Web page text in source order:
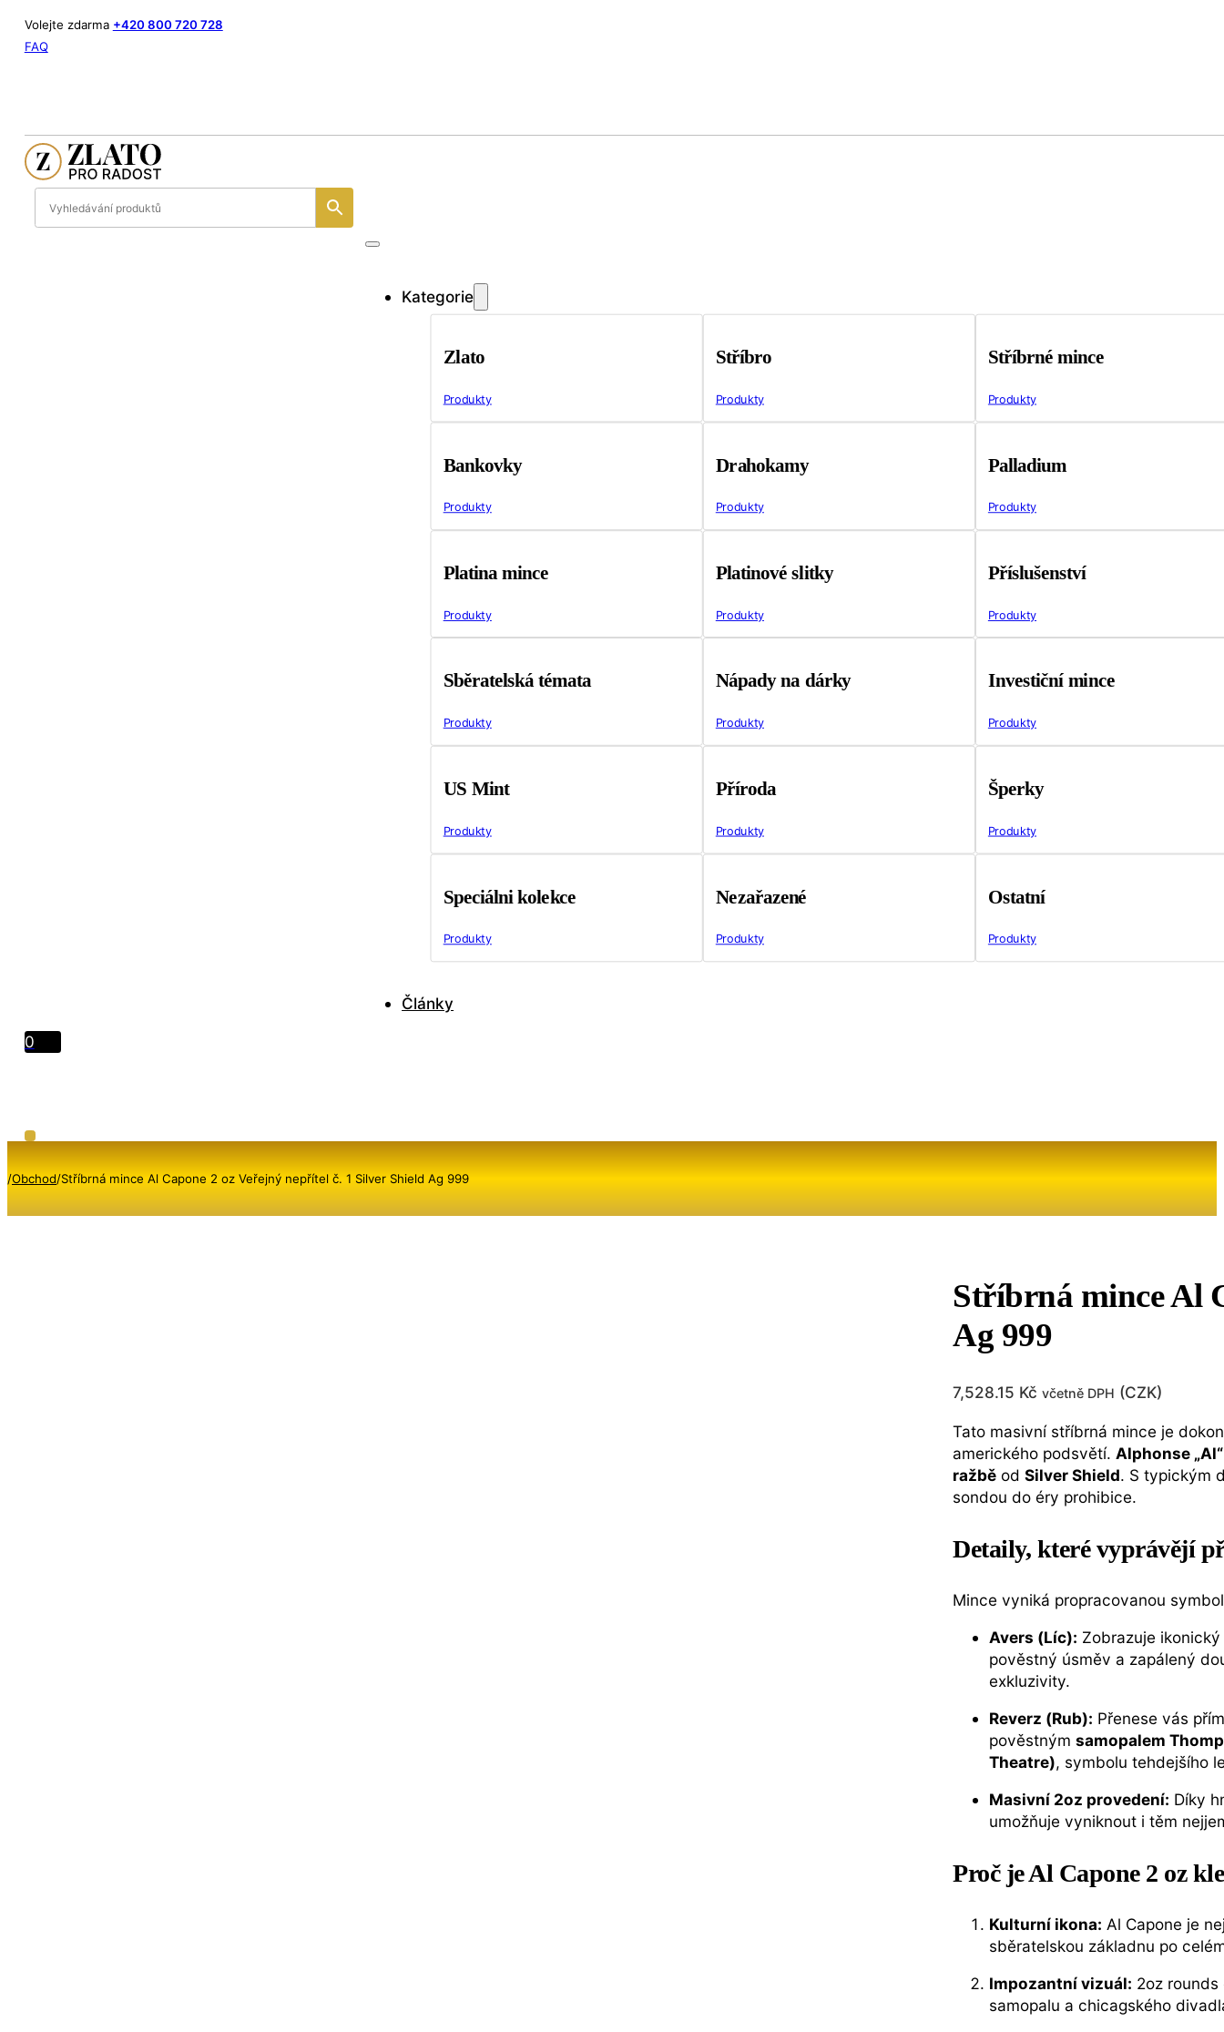
Volejte zdarma +420 800 720 728
FAQ
Kategorie
Zlato
Produkty
Stříbro
Produkty
Stříbrné mince
Produkty
Bankovky
Produkty
Drahokamy
Produkty
Palladium
Produkty
Platina mince
Produkty
Platinové slitky
Produkty
Příslušenství
Produkty
Sběratelská témata
Produkty
Nápady na dárky
Produkty
Investiční mince
Produkty
US Mint
Produkty
Příroda
Produkty
Šperky
Produkty
Speciálni kolekce
Produkty
Nezařazené
Produkty
Ostatní
Produkty
Články
0
/Obchod/Stříbrná mince Al Capone 2 oz Veřejný nepřítel č. 1 Silver Shield Ag 999
Stříbrná mince Al
Ag 999
7,528.15 Kč včetně DPH (CZK)
Tato masivní stříbrná mince je
amerického podsvětí. Alphonse
ražbě odSilver Shield. S typickým
sondou do éry prohibice.
Detaily, které vyprávějí
Mince vyniká propracovanou
Avers (Líc): Zobrazuje
pověstný úsměv a zapálený
exkluzivity.
Reverz (Rub): Přenese vás
pověstnýmsamopalem
Theatre), symbolu tehdejšího
Masivní 2oz provedení: Díky
umožňuje vyniknout i těm
Proč je Al Capone 2 oz
Kulturní ikona: Al Capone je
sběratelskou základnu po
Impozantní vizuál: 2oz
samopalu a chicagského